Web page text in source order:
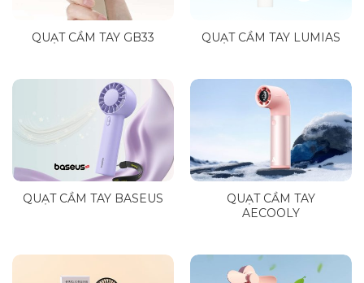
QUẠT CẦM TAY GB33 QUẠT CẦM TAY LUMIAS
QUẠT CẦM TAY BASEUS
QUẠT CẦM TAY
AECOOLY